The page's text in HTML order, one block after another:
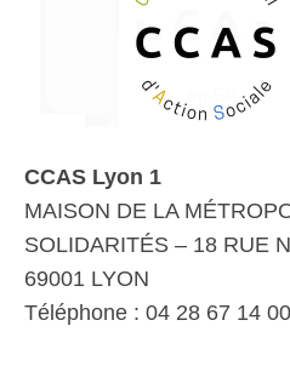
CCAS Lyon 1
MAISON DE LA
SOLIDARITÉS – 18 RUE
69001 LYON
Téléphone : 04 28 67 14 00